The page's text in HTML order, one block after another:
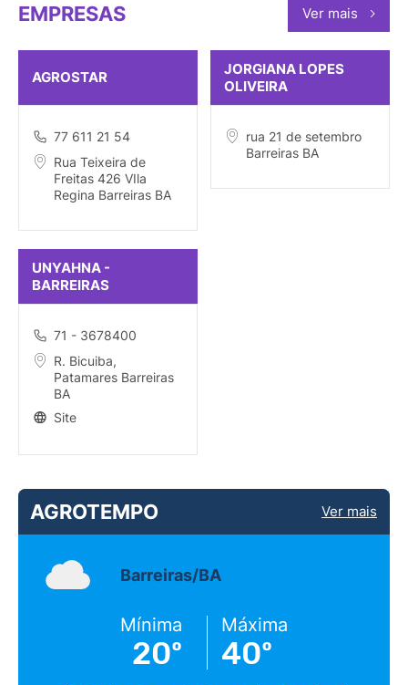
EMPRESAS Ver mais
AGROSTAR
77 611 21 54
Rua Teixeira de
Freitas 426 VIla
Regina Barreiras BA
JORGIANA LOPES
OLIVEIRA
rua 21 de setembro
Barreiras BA
UNYAHNA -
BARREIRAS
71 - 3678400
R. Bicuiba,
Patamares Barreiras
BA
Site
AGROTEMPO Ver mais
Barreiras/BA
Mínima
20º
Máxima
40º